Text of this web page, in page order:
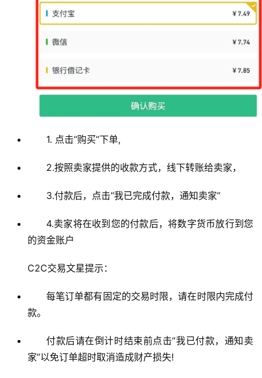
1. 点击“购买”下单,
2.按照卖家提供的收款方式，线下转账给卖家，
3.付款后，点击“我已完成付款，通知卖家”
4.卖家将在收到您的付款后，将数字货币放行到您
的资金账户
C2C交易文星提示：
每笔订单都有固定的交易时限，请在时限内完成付
款。
付款后请在倒计时结束前点击“我已付款，通知卖
家”以免订单超时取消造成财产损失!